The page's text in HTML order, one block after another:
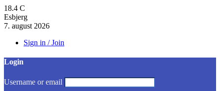
18.4 C
Esbjerg
7. august 2026
Sign in / Join
Login
Username or email